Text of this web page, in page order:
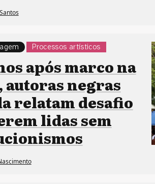
Processos artísticos
após marco na
autoras negras
relatam desafio
lidas sem